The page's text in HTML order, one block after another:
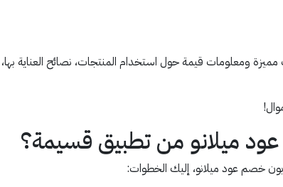
مميزة ومعلومات قيمة حول استخدام المنتجات، نصائح العناية
ميلانو من تطبيق قسيمة؟
خصم عود ميلانو، إليك الخطوات: